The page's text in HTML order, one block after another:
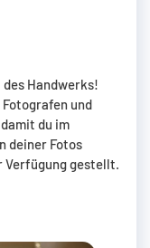
Handwerks!
und
du im
deiner Fotos
Verfügung gestellt.